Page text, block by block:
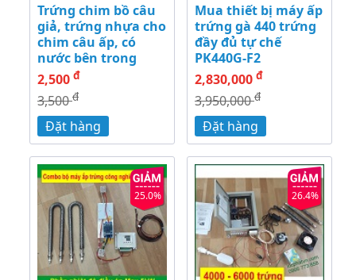
Trứng chim bồ câu
giả, trứng nhựa cho
chim câu ấp, có
nước bên trong
2,500 đ
3,500đ
Đặt hàng
Mua thiết bị máy ấp
trứng gà 440 trứng
đầy đủ tự chế
PK440G-F2
2,830,000 đ
3,950,000đ
Đặt hàng
25.0% 26.4%